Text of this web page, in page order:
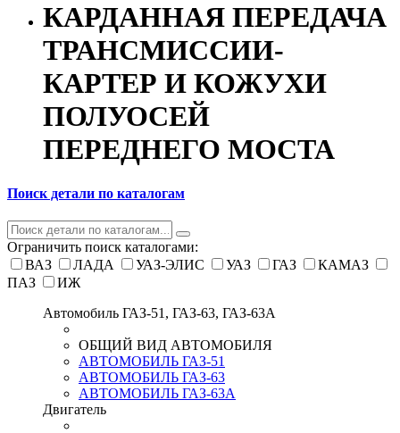
КАРДАННАЯ ПЕРЕДАЧА
ТРАНСМИССИИ-
КАРТЕР И КОЖУХИ
ПОЛУОСЕЙ
ПЕРЕДНЕГО МОСТА
Поиск детали по каталогам
Ограничить поиск каталогами:
ВАЗ
ЛАДА УАЗ-ЭЛИС УАЗ ГАЗ
КАМАЗ
ПАЗ
ИЖ
Автомобиль ГАЗ-51, ГАЗ-63, ГАЗ-63А
ОБЩИЙ ВИД АВТОМОБИЛЯ
АВТОМОБИЛЬ ГАЗ-51
АВТОМОБИЛЬ ГАЗ-63
АВТОМОБИЛЬ ГАЗ-63А
Двигатель